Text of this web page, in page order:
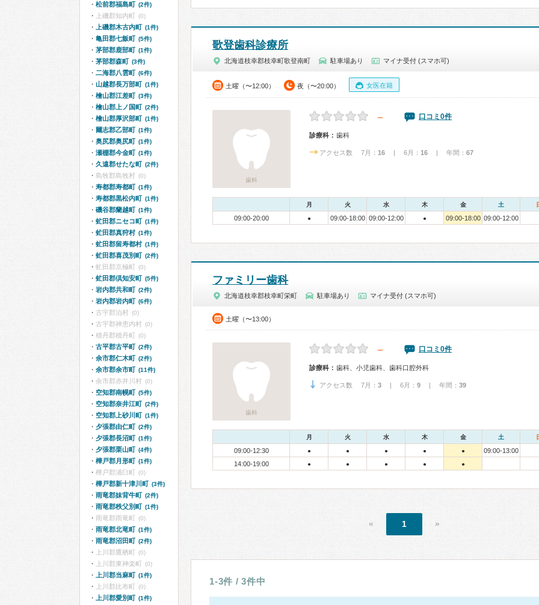
歌登歯科診療所
北海道枝幸郡枝幸町歌登南町 駐車場あり マイナ受付 (スマホ可)
土曜（〜12:00） 夜（〜20:00） 女医在籍
歯科
－ 口コミ0件
診療科： 歯科
アクセス数 7月： 16 | 6月： 16 | 年間： 67
月 火 水 木 金 土
09:00-20:00 ● 09:00-18:00 09:00-12:00 ● 09:00-18:00 09:00-12:00
ファミリー歯科
北海道枝幸郡枝幸町栄町 駐車場あり マイナ受付 (スマホ可)
土曜（〜13:00）
歯科
－ 口コミ0件
診療科： 歯科、小児歯科、歯科口腔外科
アクセス数 7月： 3 | 6月： 9 | 年間： 39
月 火 水 木 金 土
09:00-12:30 ● ● ● ● ●
09:00-13:00
14:00-19:00
● ● ● ● ●
« 1 »
1-3件 / 3件中
松前郡福島町 (2件)
上磯郡知内町 (0)
上磯郡木古内町 (1件)
亀田郡七飯町 (5件)
茅部郡鹿部町 (1件)
茅部郡森町 (3件)
二海郡八雲町 (6件)
山越郡長万部町 (1件)
檜山郡江差町 (3件)
檜山郡上ノ国町 (2件)
檜山郡厚沢部町 (1件)
爾志郡乙部町 (1件)
奥尻郡奥尻町 (1件)
瀬棚郡今金町 (1件)
久遠郡せたな町 (2件)
島牧郡島牧村 (0)
寿都郡寿都町 (1件)
寿都郡黒松内町 (1件)
磯谷郡蘭越町 (1件)
虻田郡ニセコ町 (1件)
虻田郡真狩村 (1件)
虻田郡留寿都村 (1件)
虻田郡喜茂別町 (2件)
虻田郡京極町 (0)
虻田郡倶知安町 (5件)
岩内郡共和町 (2件)
岩内郡岩内町 (6件)
古宇郡泊村 (0)
古宇郡神恵内村 (0)
積丹郡積丹町 (0)
古平郡古平町 (2件)
余市郡仁木町 (2件)
余市郡余市町 (11件)
余市郡赤井川村 (0)
空知郡南幌町 (5件)
空知郡奈井江町 (2件)
空知郡上砂川町 (1件)
夕張郡由仁町 (2件)
夕張郡長沼町 (1件)
夕張郡栗山町 (4件)
樺戸郡月形町 (1件)
樺戸郡浦臼町 (0)
樺戸郡新十津川町 (3件)
雨竜郡妹背牛町 (2件)
雨竜郡秩父別町 (1件)
雨竜郡雨竜町 (0)
雨竜郡北竜町 (1件)
雨竜郡沼田町 (2件)
上川郡鷹栖町 (0)
上川郡東神楽町 (0)
上川郡当麻町 (1件)
上川郡比布町 (0)
上川郡愛別町 (1件)